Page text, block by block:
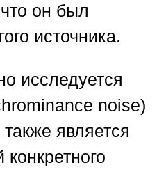
он был
источника.
исследуется
noise)
является
конкретного